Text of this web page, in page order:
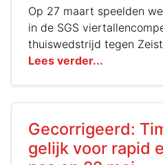
Op 27 maart speelden
in de SGS
thuiswedstrijd tegen
Lees verder...
Gecorrigeerd:
gelijk voor rapid